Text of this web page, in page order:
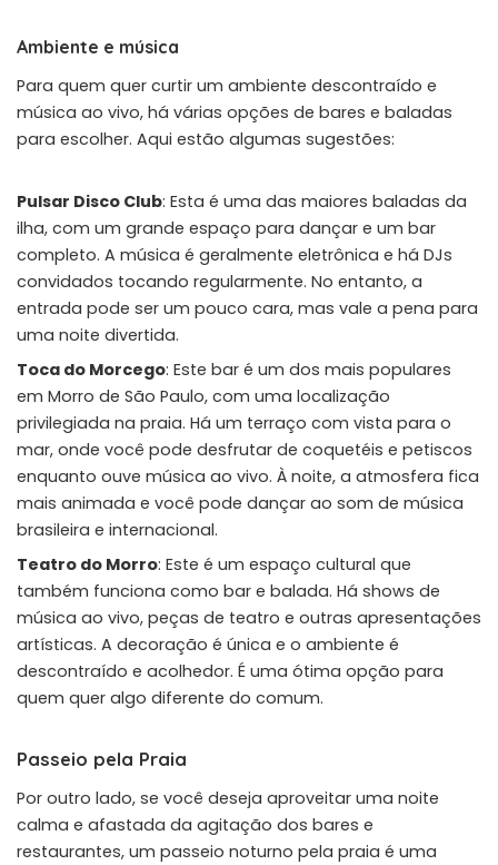
Ambiente e música
Para quem quer curtir um ambiente descontraído e
música ao vivo, há várias opções de bares e baladas
para escolher. Aqui estão algumas sugestões:
Pulsar Disco Club: Esta é uma das maiores baladas da
ilha, com um grande espaço para dançar e um bar
completo. A música é geralmente eletrônica e há DJs
convidados tocando regularmente. No entanto, a
entrada pode ser um pouco cara, mas vale a pena para
uma noite divertida.
Toca do Morcego: Este bar é um dos mais populares
em Morro de São Paulo, com uma localização
privilegiada na praia. Há um terraço com vista para o
mar, onde você pode desfrutar de coquetéis e petiscos
enquanto ouve música ao vivo. À noite, a atmosfera fica
mais animada e você pode dançar ao som de música
brasileira e internacional.
Teatro do Morro: Este é um espaço cultural que
também funciona como bar e balada. Há shows de
música ao vivo, peças de teatro e outras apresentações
artísticas. A decoração é única e o ambiente é
descontraído e acolhedor. É uma ótima opção para
quem quer algo diferente do comum.
Passeio pela Praia
Por outro lado, se você deseja aproveitar uma noite
calma e afastada da agitação dos bares e
restaurantes, um passeio noturno pela praia é uma